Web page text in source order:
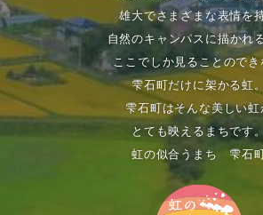
雄大でさまざまな表情を
自然のキャンパスに描かれ
ここでしか見ることのでき
雫石町だけに架かる虹。
雫石町はそんな美しい虹
とても映えるまちです。
虹の似合うまち 雫石